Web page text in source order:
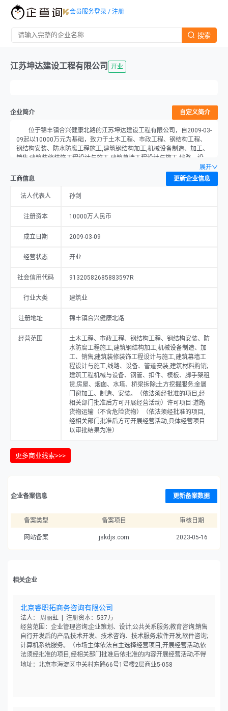
搜索
会员服务登录 / 注册
江苏坤达建设工程有限公司 开业
企业简介 自定义简介
位于锦丰镇合兴健康北路的江苏坤达建设工程有限公司，自2009-03-
09起以10000万元为基础，致力于土木工程、市政工程、钢结构工程、
钢结构安装、防水防腐工程施工,建筑钢结构加工,机械设备制造、加工、
销售;建筑装修装饰工程设计与施工,建筑幕墙工程设计与施工,线路、设
备、管道安装,建筑材料购销;建筑工程机械与设备、钢管、扣件、模板、
脚手架租赁;房屋、烟囱、水塔、桥梁拆除;土方挖掘服务;金属门窗加工、
制造、安装。（依法须经批准的项目,经相关部门批准后方可开展经营活
动）许可项目:道路货物运输（不含危险货物）（依法须经批准的项目,经
营。公司目前的经营状态为开业，由孙剑担任法人。
展开
工商信息
更新企业信息
法人代表人 孙剑
注册资本 10000万人民币
成立日期 2009-03-09
经营状态 开业
社会信用代码 91320582685883597R
行业大类 建筑业
注册地址 锦丰镇合兴健康北路
经营范围
土木工程、市政工程、钢结构工程、钢结构安装、防
水防腐工程施工,建筑钢结构加工,机械设备制造、加
工、销售;建筑装修装饰工程设计与施工,建筑幕墙工
程设计与施工,线路、设备、管道安装,建筑材料购销;
建筑工程机械与设备、钢管、扣件、模板、脚手架租
赁;房屋、烟囱、水塔、桥梁拆除;土方挖掘服务;金属
门窗加工、制造、安装。（依法须经批准的项目,经
相关部门批准后方可开展经营活动）许可项目:道路
货物运输（不含危险货物）（依法须经批准的项目,
经相关部门批准后方可开展经营活动,具体经营项目
以审批结果为准）
更多商业线索>>>
企业备案信息 更新备案数据
备案类型 备案项目 审核日期
网站备案 jskdjs.com 2023-05-16
相关企业
北京睿职拓商务咨询有限公司
法人： 周丽虹 | 注册资本：537万
经营范围：企业管理咨询;企业策划、设计;公共关系服务;教育咨询;销售
自行开发后的产品;技术开发、技术咨询、技术服务;软件开发;软件咨询;
计算机系统服务。（市场主体依法自主选择经营项目,开展经营活动;依
法须经批准的项目,经相关部门批准后依批准的内容开展经营活动;不得
从事国家和本市产业政策禁止和限制类项目的经营活动。）
地址：北京市海淀区中关村东路66号1号楼2层商业5-058